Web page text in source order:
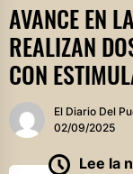
AVANCE EN
REALIZAN
CON
El Diario Del
02/09/2025
Lee la